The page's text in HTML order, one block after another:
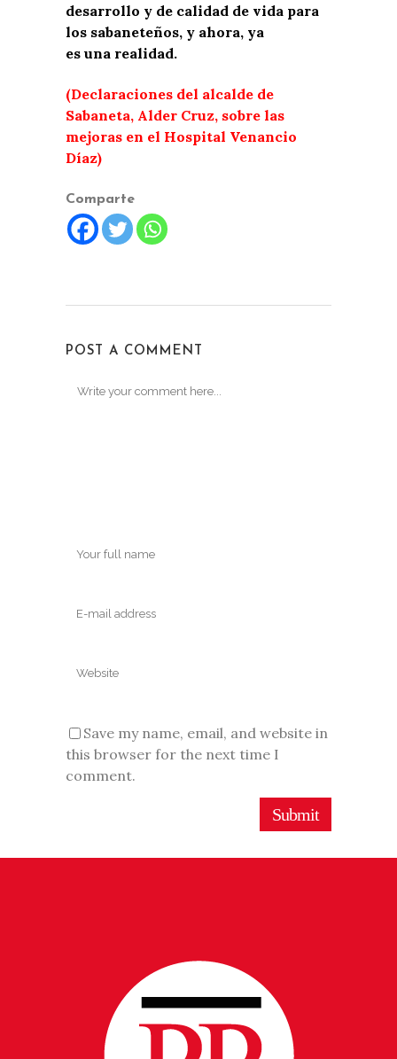
desarrollo y de calidad de vida para
los sabaneteños, y ahora, ya
es una realidad.
(Declaraciones del alcalde de
Sabaneta, Alder Cruz, sobre las
mejoras en el Hospital Venancio
Díaz)
Comparte
POST A COMMENT
Save my name, email, and website in
this browser for the next time I
comment.